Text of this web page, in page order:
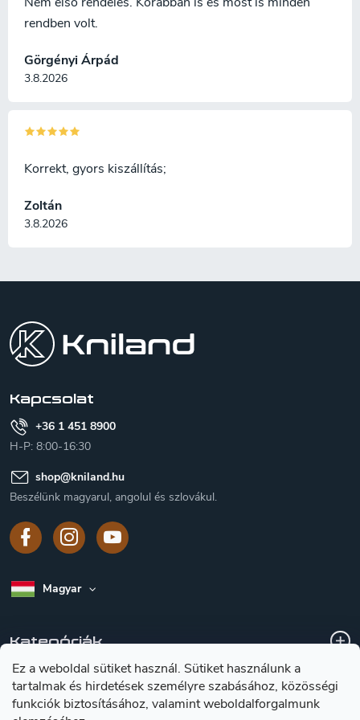
Ez a weboldal sütiket használ. Sütiket használunk a
tartalmak és hirdetések személyre szabásához, közösségi
funkciók biztosításához, valamint weboldalforgalmunk
Görgényi Árpád
3.8.2026
rendben volt.
Zoltán
3.8.2026
Korrekt, gyors kiszállítás;
Kapcsolat
+36 1 451 8900
H-P: 8:00-16:30
shop@kniland.hu
Beszélünk magyarul, angolul és szlovákul.
Magyar
Kategóriák
A vásárlásról